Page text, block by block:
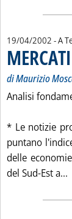
19/04/2002 - A
di Maurizio
Analisi
* Le notizie
puntano
delle
del Sud-Est a...